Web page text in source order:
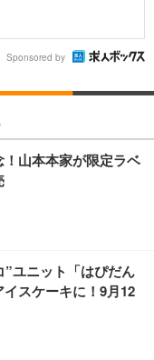
Sponsored by
山本本家が限定ラベ
ユニット「はぴだん
スケーキに！9月12